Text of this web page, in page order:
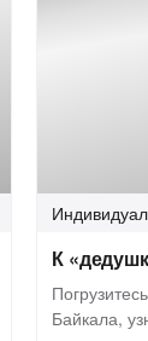
К
Байкала,